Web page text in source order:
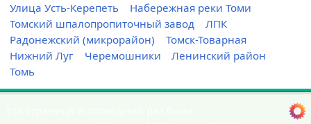
Улица Усть-Керепеть
Набережная реки Томи
Томский шпалопропиточный завод
ЛПК
Радонежский (микрорайон)
Томск-Товарная
Нижний Луг
Черемошники
Ленинский район
Томь